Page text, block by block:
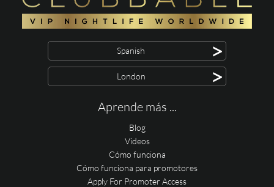
Spanish >
London >
Aprende más ...
Blog
Videos
Cómo funciona
Cómo funciona para promotores
Apply For Promoter Access